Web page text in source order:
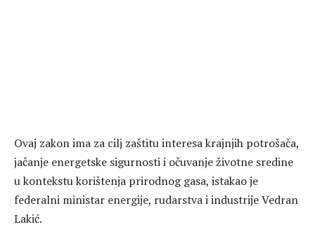
Ovaj zakon ima za cilj zaštitu interesa krajnjih potrošača,
jačanje energetske sigurnosti i očuvanje životne sredine
u kontekstu korištenja prirodnog gasa, istakao je
federalni ministar energije, rudarstva i industrije Vedran
Lakić.